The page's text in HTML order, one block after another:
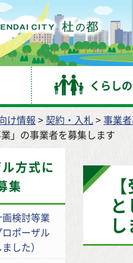
仙台市
くらし
け情報 > 契約・入札>事業
」の事業者を募集します
方式に
集
検討等業
ポーザル
した）